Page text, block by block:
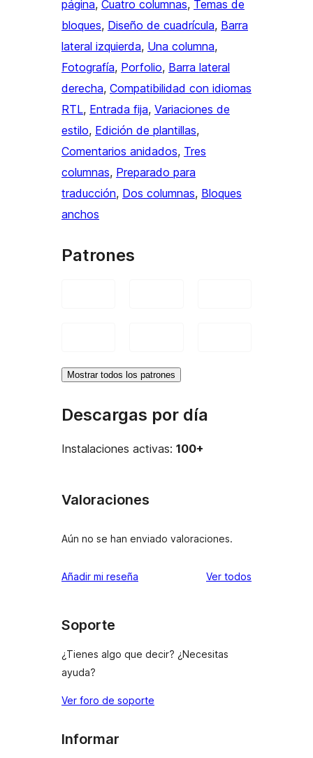
página, Cuatro columnas, Temas de
bloques, Diseño de cuadrícula, Barra
lateral izquierda, Una columna
Fotografía, Porfolio, Barra lateral
derecha, Compatibilidad con idiomas
RTL, Entrada fija, Variaciones de
estilo, Edición de plantillas
Comentarios anidados, Tres
columnas, Preparado para
traducción, Dos columnas, Bloques
anchos
Patrones
Mostrar todos los patrones
Descargas por día
Instalaciones activas: 100+
Valoraciones
Aún no se han enviado valoraciones.
Añadir mi reseña Ver todos
Soporte
¿Tienes algo que decir? ¿Necesitas
ayuda?
Ver foro de soporte
Informar